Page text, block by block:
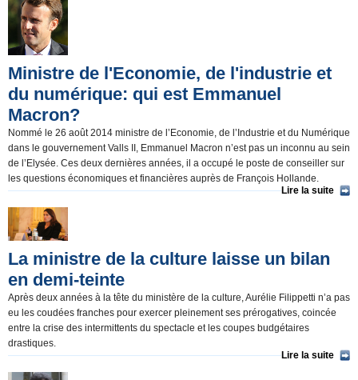
Ministre de l'Economie, de l'industrie et
du numérique: qui est Emmanuel
Macron?
Nommé le 26 août 2014 ministre de l’Economie, de l’Industrie et du Numérique
dans le gouvernement Valls II, Emmanuel Macron n’est pas un inconnu au sein
de l’Elysée. Ces deux dernières années, il a occupé le poste de conseiller sur
les questions économiques et financières auprès de François Hollande.
Lire la suite
La ministre de la culture laisse un bilan
en demi-teinte
Après deux années à la tête du ministère de la culture, Aurélie Filippetti n’a pas
eu les coudées franches pour exercer pleinement ses prérogatives, coincée
entre la crise des intermittents du spectacle et les coupes budgétaires
drastiques.
Lire la suite